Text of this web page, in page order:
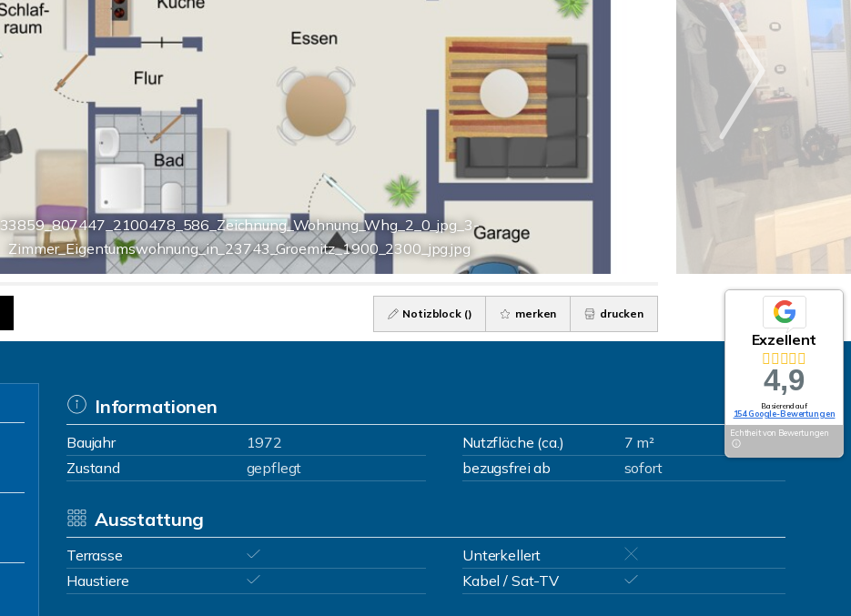
33859_807447_2100478_586_Zeichnung_Wohnung_Whg_2_0_jpg_3-
Zimmer_Eigentumswohnung_in_23743_Groemitz_1900_2300_jpg.jpg
Notizblock () merken drucken
Informationen
Baujahr 1972 Nutzfläche (ca.)
7 m²
Zustand
gepflegt bezugsfrei ab sofort
Ausstattung
Terrasse
Unterkellert
Haustiere
Kabel / Sat-TV
Exzellent
4,9
Basierend auf
154 Google-Bewertungen
Echtheit von Bewertungen